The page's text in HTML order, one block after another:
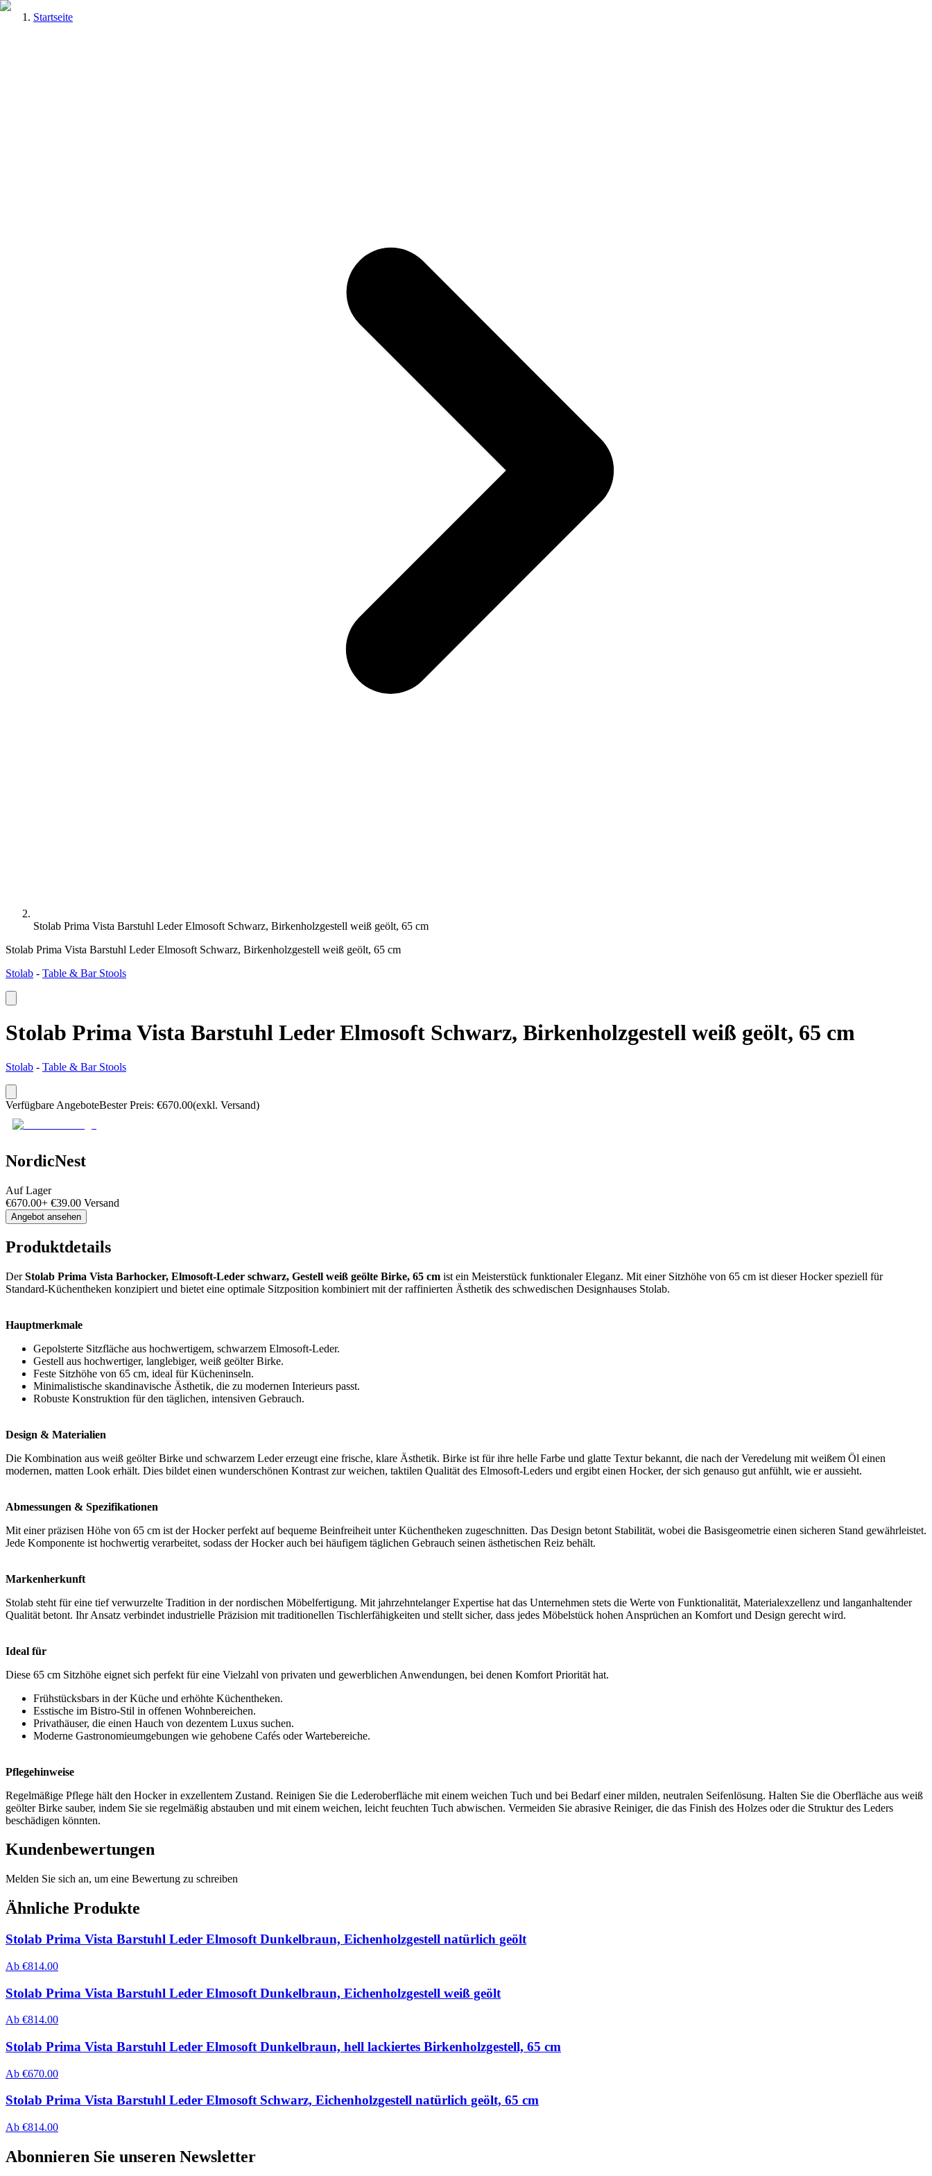
Startseite
Stolab Prima Vista Barstuhl Leder Elmosoft Schwarz, Birkenholzgestell weiß geölt, 65 cm
Stolab Prima Vista Barstuhl Leder Elmosoft Schwarz, Birkenholzgestell weiß geölt, 65 cm
Stolab - Table & Bar Stools
Stolab Prima Vista Barstuhl Leder Elmosoft Schwarz, Birkenholzgestell weiß geölt, 65 cm
Stolab - Table & Bar Stools
Verfügbare AngeboteBester Preis: €670.00(exkl. Versand)
NordicNest
Auf Lager
€670.00+ €39.00 Versand
Angebot ansehen
Produktdetails
DerStolab Prima Vista Barhocker, Elmosoft-Leder schwarz, Gestell weiß geölte Birke, 65 cm ist ein Meisterstück funktionaler Eleganz. Mit einer Sitzhöhe von 65 cm ist dieser Hocker speziell für
Standard-Küchentheken konzipiert und bietet eine optimale Sitzposition kombiniert mit der raffinierten Ästhetik des schwedischen Designhauses Stolab.
Hauptmerkmale
Gepolsterte Sitzfläche aus hochwertigem, schwarzem Elmosoft-Leder.
Gestell aus hochwertiger, langlebiger, weiß geölter Birke.
Feste Sitzhöhe von 65 cm, ideal für Kücheninseln.
Minimalistische skandinavische Ästhetik, die zu modernen Interieurs passt.
Robuste Konstruktion für den täglichen, intensiven Gebrauch.
Design & Materialien
Die Kombination aus weiß geölter Birke und schwarzem Leder erzeugt eine frische, klare Ästhetik. Birke ist für ihre helle Farbe und glatte Textur bekannt, die nach der Veredelung mit weißem Öl einen
modernen, matten Look erhält. Dies bildet einen wunderschönen Kontrast zur weichen, taktilen Qualität des Elmosoft-Leders und ergibt einen Hocker, der sich genauso gut anfühlt, wie er aussieht.
Abmessungen & Spezifikationen
Mit einer präzisen Höhe von 65 cm ist der Hocker perfekt auf bequeme Beinfreiheit unter Küchentheken zugeschnitten. Das Design betont Stabilität, wobei die Basisgeometrie einen sicheren Stand gewährleistet.
Jede Komponente ist hochwertig verarbeitet, sodass der Hocker auch bei häufigem täglichen Gebrauch seinen ästhetischen Reiz behält.
Markenherkunft
Stolab steht für eine tief verwurzelte Tradition in der nordischen Möbelfertigung. Mit jahrzehntelanger Expertise hat das Unternehmen stets die Werte von Funktionalität, Materialexzellenz und langanhaltender
Qualität betont. Ihr Ansatz verbindet industrielle Präzision mit traditionellen Tischlerfähigkeiten und stellt sicher, dass jedes Möbelstück hohen Ansprüchen an Komfort und Design gerecht wird.
Ideal für
Diese 65 cm Sitzhöhe eignet sich perfekt für eine Vielzahl von privaten und gewerblichen Anwendungen, bei denen Komfort Priorität hat.
Frühstücksbars in der Küche und erhöhte Küchentheken.
Esstische im Bistro-Stil in offenen Wohnbereichen.
Privathäuser, die einen Hauch von dezentem Luxus suchen.
Moderne Gastronomieumgebungen wie gehobene Cafés oder Wartebereiche.
Pflegehinweise
Regelmäßige Pflege hält den Hocker in exzellentem Zustand. Reinigen Sie die Lederoberfläche mit einem weichen Tuch und bei Bedarf einer milden, neutralen Seifenlösung. Halten Sie die Oberfläche aus weiß
geölter Birke sauber, indem Sie sie regelmäßig abstauben und mit einem weichen, leicht feuchten Tuch abwischen. Vermeiden Sie abrasive Reiniger, die das Finish des Holzes oder die Struktur des Leders
beschädigen könnten.
Kundenbewertungen
Melden Sie sich an, um eine Bewertung zu schreiben
Ähnliche Produkte
Stolab Prima Vista Barstuhl Leder Elmosoft Dunkelbraun, Eichenholzgestell natürlich geölt
Ab €814.00
Stolab Prima Vista Barstuhl Leder Elmosoft Dunkelbraun, Eichenholzgestell weiß geölt
Ab €814.00
Stolab Prima Vista Barstuhl Leder Elmosoft Dunkelbraun, hell lackiertes Birkenholzgestell, 65 cm
Ab €670.00
Stolab Prima Vista Barstuhl Leder Elmosoft Schwarz, Eichenholzgestell natürlich geölt, 65 cm
Ab €814.00
Abonnieren Sie unseren Newsletter